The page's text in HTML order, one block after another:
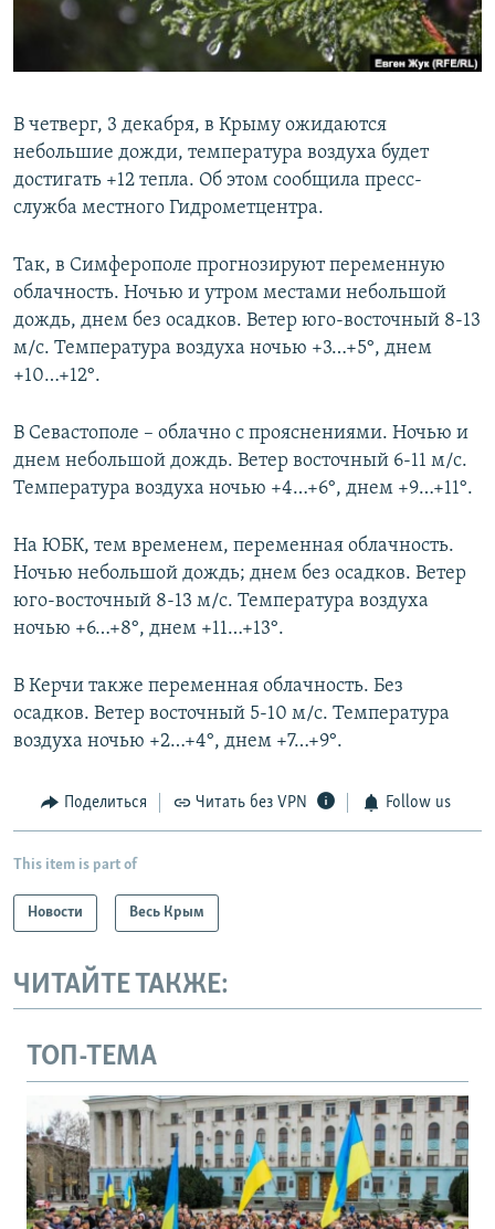
ПОБЕДИТЕЛЕЙ НЕ СУДЯТ?
КРЫМ.НЕПОКОРЕННЫЙ
УКРАИНСКАЯ ПРОБЛЕМА КРЫМА
ПРИСОЕДИНЯЙТЕСЬ!
Все сайты RFE/RL
В четверг, 3 декабря, в Крыму ожидаются
небольшие дожди, температура воздуха будет
достигать +12 тепла. Об этом сообщила пресс-
служба местного Гидрометцентра.
Так, в Симферополе прогнозируют переменную
облачность. Ночью и утром местами небольшой
дождь, днем без осадков. Ветер юго-восточный 8-13
м/с. Температура воздуха ночью +3…+5°, днем
+10…+12°.
В Севастополе – облачно с прояснениями. Ночью и
днем небольшой дождь. Ветер восточный 6-11 м/с.
Температура воздуха ночью +4…+6°, днем +9…+11°.
На ЮБК, тем временем, переменная облачность.
Ночью небольшой дождь; днем без осадков. Ветер
юго-восточный 8-13 м/с. Температура воздуха
ночью +6…+8°, днем +11…+13°.
В Керчи также переменная облачность. Без
осадков. Ветер восточный 5-10 м/с. Температура
воздуха ночью +2…+4°, днем +7…+9°.
Поделиться Читать без VPN Follow us
This item is part of
Новости Весь Крым
ЧИТАЙТЕ ТАКЖЕ:
ТОП-ТЕМА